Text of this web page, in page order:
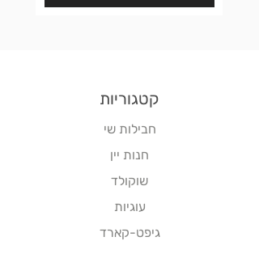
קטגוריות
חבילות שי
חנות יין
שוקולד
עוגיות
גיפט-קארד